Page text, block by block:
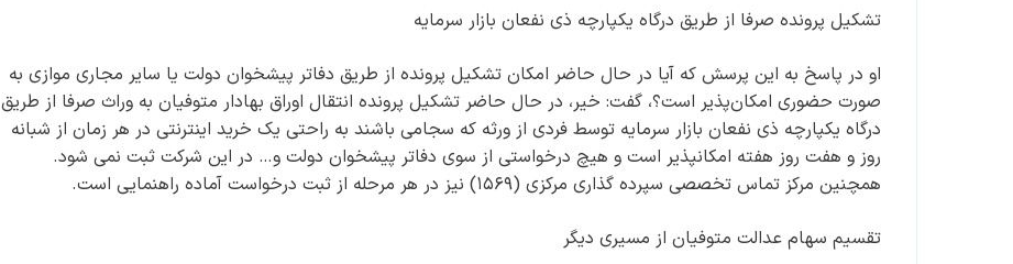
تشکیل پرونده صرفا از طریق درگاه یکپارچه ذی نفعان بازار سرمایه
او در پاسخ به این پرسش که آیا در حال حاضر امکان تشکیل پرونده از طریق دفاتر پیشخوان دولت یا سایر مجاری موازی به
صورت حضوری امکان‌پذیر است؟، گفت: خیر، در حال حاضر تشکیل پرونده انتقال اوراق بهادار متوفیان به وراث صرفا از طریق
درگاه یکپارچه ذی نفعان بازار سرمایه توسط فردی از ورثه که سجامی باشند به راحتی یک خرید اینترنتی در هر زمان از شبانه
روز و هفت روز هفته امکانپذیر است و هیچ درخواستی از سوی دفاتر پیشخوان دولت و… در این شرکت ثبت نمی‌ شود.
همچنین مرکز تماس تخصصی سپرده گذاری مرکزی (۱۵۶۹) نیز در هر مرحله از ثبت درخواست آماده راهنمایی است.
تقسیم سهام عدالت متوفیان از مسیری دیگر